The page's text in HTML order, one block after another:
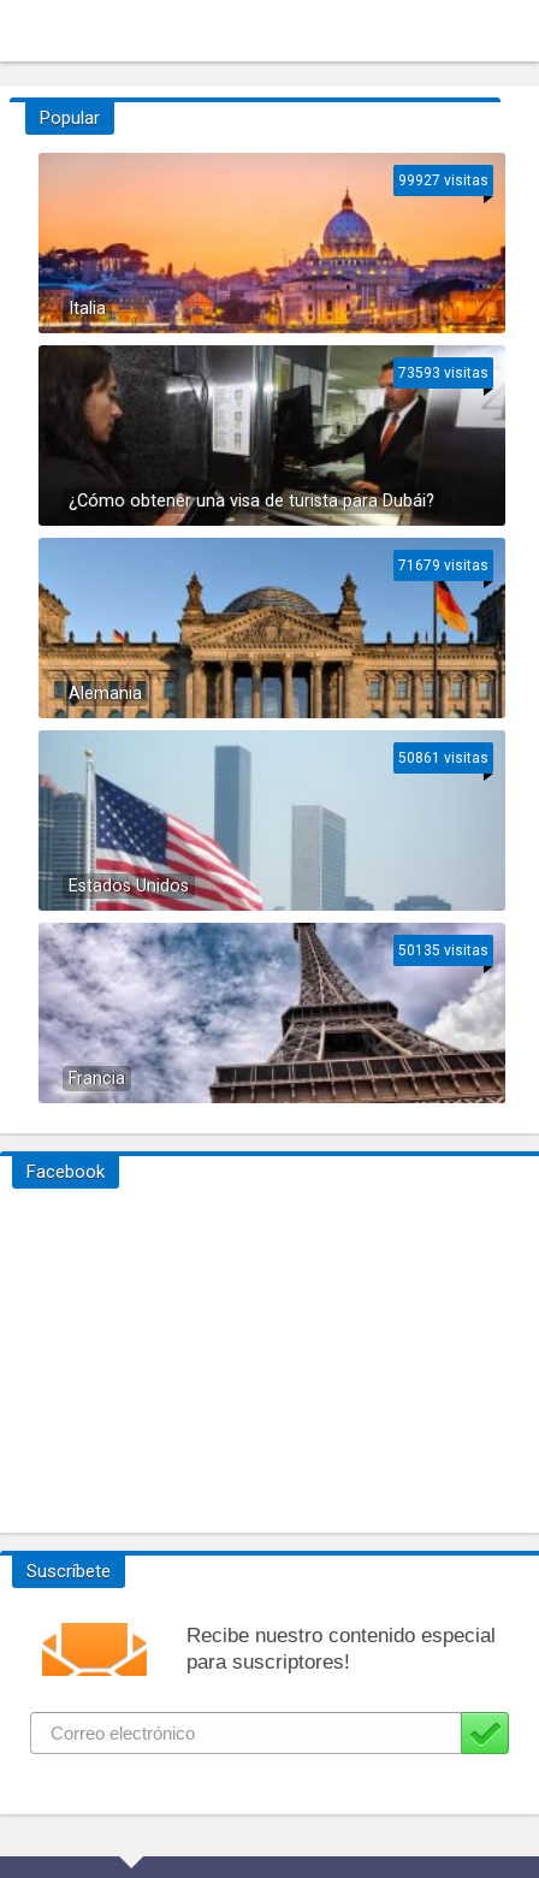
Popular
Italia
99927 visitas
¿Cómo obtener una visa de turista para Dubái?
73593 visitas
Alemania
71679 visitas
Estados Unidos
50861 visitas
Francia
50135 visitas
Facebook
Suscríbete
Recibe nuestro contenido especial
para suscriptores!